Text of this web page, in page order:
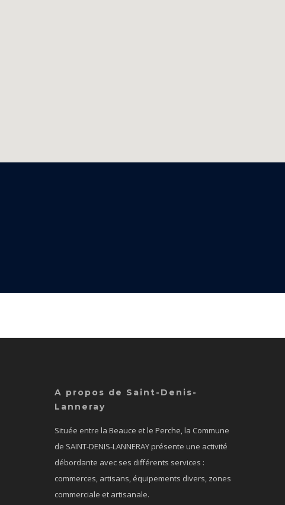
A propos de Saint-Denis-
Lanneray
Située entre la Beauce et le Perche, la Commune
de SAINT-DENIS-LANNERAY présente une activité
débordante avec ses différents services :
commerces, artisans, équipements divers, zones
commerciale et artisanale.